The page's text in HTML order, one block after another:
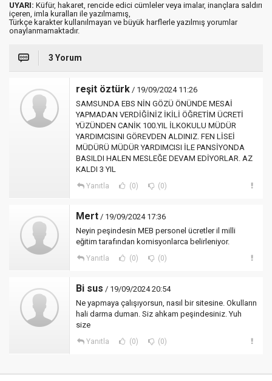
UYARI: Küfür, hakaret, rencide edici cümleler veya imalar, inançlara saldırı
içeren, imla kuralları ile yazılmamış,
Türkçe karakter kullanılmayan ve büyük harflerle yazılmış yorumlar
onaylanmamaktadır.
3 Yorum
reşit öztürk / 19/09/2024 11:26
SAMSUNDA EBS NİN GÖZÜ ÖNÜNDE MESAİ
YAPMADAN VERDİĞİNİZ İKİLİ ÖĞRETİM ÜCRETİ
YÜZÜNDEN CANİK 100.YIL İLKOKULU MÜDÜR
YARDIMCISINI GÖREVDEN ALDINIZ. FEN LİSEİ
MÜDÜRÜ MÜDÜR YARDIMCISI İLE PANSİYONDA
BASILDI HALEN MESLEĞE DEVAM EDİYORLAR. AZ
KALDI 3 YIL
Yanıtla (0) (0)
Mert / 19/09/2024 17:36
Neyin peşindesin MEB personel ücretler il milli
eğitim tarafından komisyonlarca belirleniyor.
Yanıtla (0) (0)
Bi sus / 19/09/2024 20:54
Ne yapmaya çalışıyorsun, nasıl bir sitesine. Okulların
hali darma duman. Siz ahkam peşindesiniz. Yuh
size
Yanıtla (0) (0)